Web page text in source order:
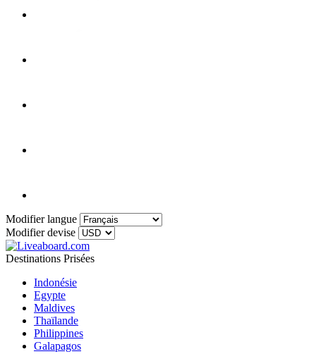
Modifier langue
Modifier devise
Destinations Prisées
Indonésie
Egypte
Maldives
Thaïlande
Philippines
Galapagos